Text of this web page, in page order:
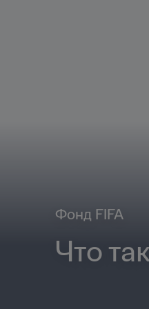
Фонд FIFA
Что